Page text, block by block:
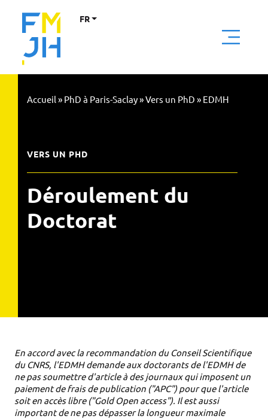
FR
Accueil » PhD à Paris-Saclay»Vers un PhD » EDMH
VERS UN PHD
Déroulement du
Doctorat
En accord avec la recommandation du Conseil Scientifique
du CNRS, l'EDMH demande aux doctorants de l'EDMH de
ne pas soumettre d'article à des journaux qui imposent un
paiement de frais de publication ("APC") pour que l'article
soit en accès libre ("Gold Open access"). Il est aussi
important de ne pas dépasser la longueur maximale